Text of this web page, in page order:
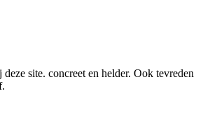
site. concreet en helder. Ook tevreden